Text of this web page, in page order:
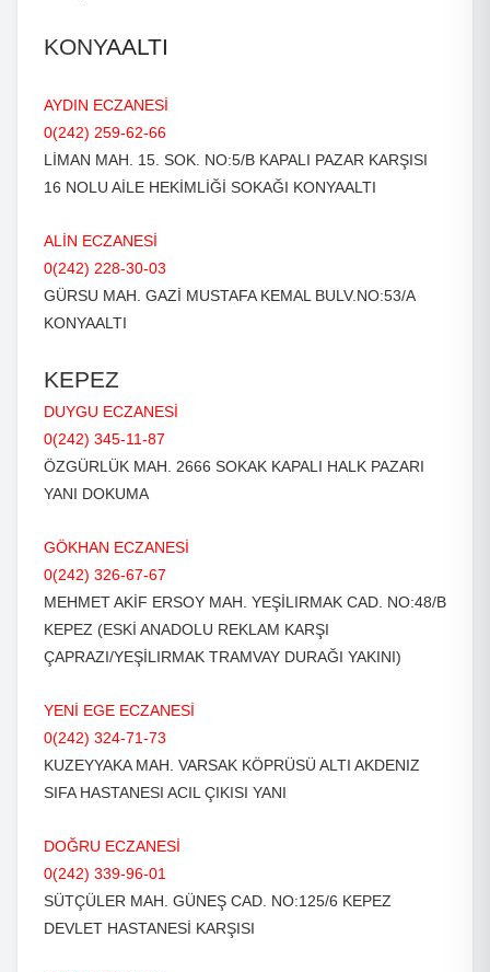
KONYAALTI
AYDIN ECZANESİ
0(242) 259-62-66
LİMAN MAH. 15. SOK. NO:5/B KAPALI PAZAR KARŞISI
16 NOLU AİLE HEKİMLİĞİ SOKAĞI KONYAALTI
ALİN ECZANESİ
0(242) 228-30-03
GÜRSU MAH. GAZİ MUSTAFA KEMAL BULV.NO:53/A
KONYAALTI
KEPEZ
DUYGU ECZANESİ
0(242) 345-11-87
ÖZGÜRLÜK MAH. 2666 SOKAK KAPALI HALK PAZARI
YANI DOKUMA
GÖKHAN ECZANESİ
0(242) 326-67-67
MEHMET AKİF ERSOY MAH. YEŞİLIRMAK CAD. NO:48/B
KEPEZ (ESKİ ANADOLU REKLAM KARŞI
ÇAPRAZI/YEŞİLIRMAK TRAMVAY DURAĞI YAKINI)
YENİ EGE ECZANESİ
0(242) 324-71-73
KUZEYYAKA MAH. VARSAK KÖPRÜSÜ ALTI AKDENIZ
SIFA HASTANESI ACIL ÇIKISI YANI
DOĞRU ECZANESİ
0(242) 339-96-01
SÜTÇÜLER MAH. GÜNEŞ CAD. NO:125/6 KEPEZ
DEVLET HASTANESİ KARŞISI